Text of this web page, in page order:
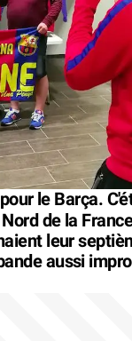
le Barça.
de la
leur
aussi